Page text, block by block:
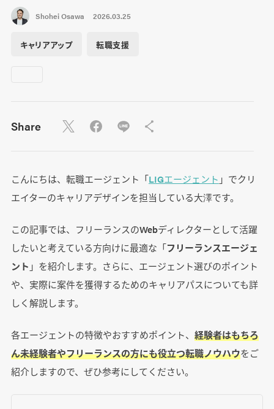
Shohei Osawa 2026.03.25
キャリアアップ 転職支援
Share
こんにちは、転職エージェント「LIGエージェント 」でクリ
エイターのキャリアデザインを担当している大澤です。
この記事では、フリーランスのWebディレクターとして活躍
したいと考えている方向けに最適な「フリーランスエージェ
ント 」を紹介します。さらに、エージェント選びのポイント
や、実際に案件を獲得するためのキャリアパスについても詳
しく解説します。
各エージェントの特徴やおすすめポイント、 経験者はもちろ
ん未経験者やフリーランスの方にも役立つ転職ノウハウをご
紹介しますので、ぜひ参考にしてください。